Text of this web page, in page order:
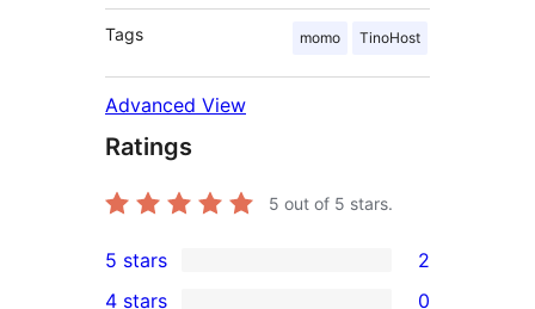
Tags momo TinoHost
Advanced View
Ratings
5 out of 5 stars.
2
5 stars 2
4 stars 0